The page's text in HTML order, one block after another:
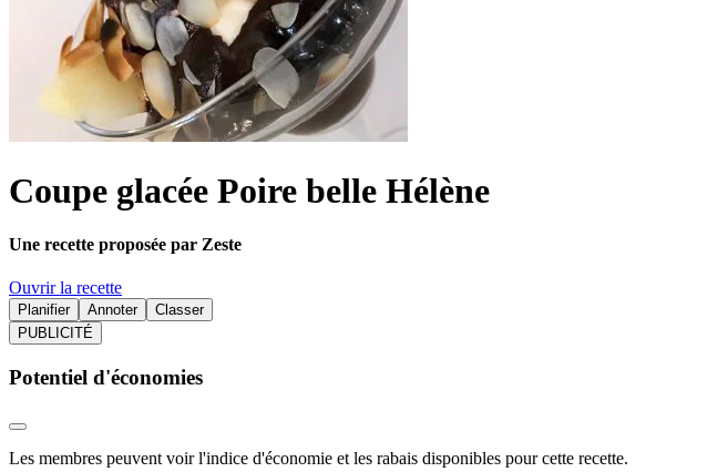
Coupe glacée Poire belle Hélène
Une recette proposée par Zeste
Ouvrir la recette
Planifier Annoter
Classer
PUBLICITÉ
Potentiel d'économies
Les membres peuvent voir l'indice d'économie et les rabais disponibles pour cette recette.